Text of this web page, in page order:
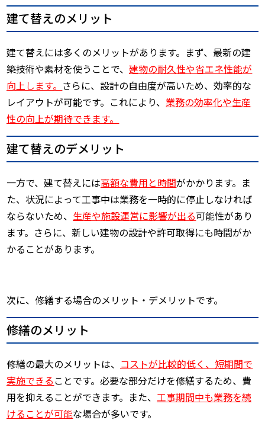
建て替えのメリット
建て替えには多くのメリットがあります。まず、最新の建
築技術や素材を使うことで、建物の耐久性や省エネ性能が
向上します。 さらに、設計の自由度が高いため、効率的な
レイアウトが可能です。これにより、業務の効率化や生産
性の向上が期待できます。
建て替えのデメリット
一方で、建て替えには高額な費用と時間がかかります。ま
た、状況によって工事中は業務を一時的に停止しなければ
ならないため、 生産や施設運営に影響が出る可能性があり
ます。さらに、新しい建物の設計や許可取得にも時間がか
かることがあります。
次に、修繕する場合のメリット・デメリットです。
修繕のメリット
修繕の最大のメリットは、 コストが比較的低く、短期間で
実施できることです。必要な部分だけを修繕するため、費
用を抑えることができます。また、工事期間中も業務を続
けることが可能な場合が多いです。